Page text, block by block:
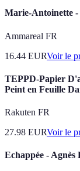
Marie-Antoinette
Ammareal FR
16.44 EURVoir le
TEPPD-Papier
Peint en Feuille
Rakuten FR
27.98 EURVoir le
Echappée - Agnès